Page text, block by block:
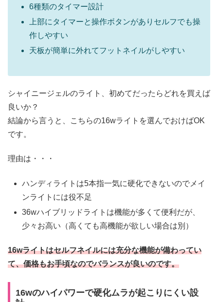
6種類のタイマー設計
上部にタイマーと操作ボタンがありセルフでも操
作しやすい
天板が簡単に外れてフットネイルがしやすい
シャイニージェルのライト、初めてだったらどれを買えば
良いか？
結論から言うと、こちらの16wライトを選んでおけばOK
です。
理由は・・・
ハンディライトは5本指一気に硬化できないのでメイ
ンライトには役不足
36wハイブリッドライトは機能が多くて便利だが、
少々お高い（高くても高機能が欲しい場合は別）
16wライトはセルフネイルには充分な機能が備わってい
て、価格もお手頃なのでバランスが良いのです。
16wのハイパワーで硬化ムラが起こりにくい設